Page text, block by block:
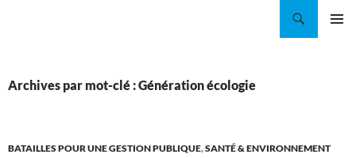
Archives par mot-clé : Génération écologie
BATAILLES POUR UNE GESTION PUBLIQUE,SANTÉ & ENVIRONNEMENT